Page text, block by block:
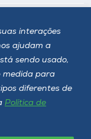
interações
ajudam a
sendo usado,
medida para
diferentes de
Política de